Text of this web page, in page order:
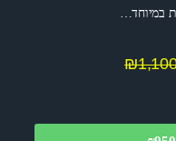
במיוחד…